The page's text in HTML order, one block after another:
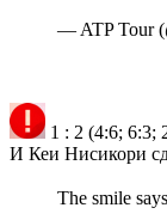
— ATP Tour
1 : 2 (4:6; 6:3;
И Кеи Нисикори
The smile